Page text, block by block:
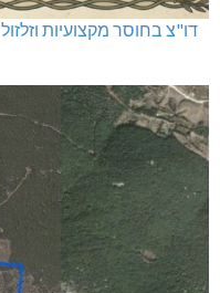
דו"צ בחוסר מקצועיות וזלזול